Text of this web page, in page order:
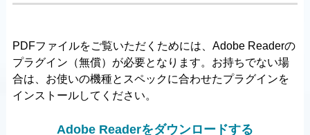
PDFファイルをご覧いただくためには、Adobe Readerの
プラグイン（無償）が必要となります。お持ちでない場
合は、お使いの機種とスペックに合わせたプラグインを
インストールしてください。
Adobe Readerをダウンロードする